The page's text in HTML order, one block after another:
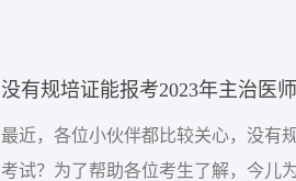
没有规培证能报考2023年主治医师
最近，各位小伙伴都比较关心，没有
考试？为了帮助各位考生了解，今儿